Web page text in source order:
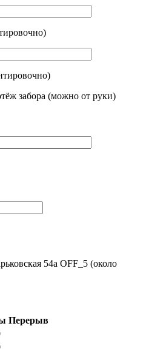
забора (можно от руки)
54а OFF_5 (около
Перерыв